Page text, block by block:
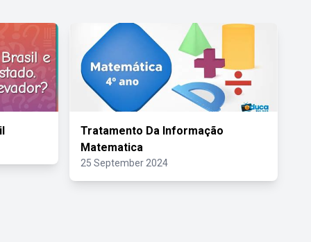
Tratamento Da Informação
Matematica
25 September 2024